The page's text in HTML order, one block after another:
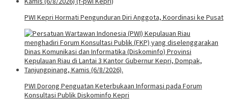
PWI Kepri Hormati Pengunduran Diri Anggota, Koordinasi ke Pusat
PWI Dorong Penguatan Keterbukaan Informasi pada Forum
Konsultasi Publik Diskominfo Kepri